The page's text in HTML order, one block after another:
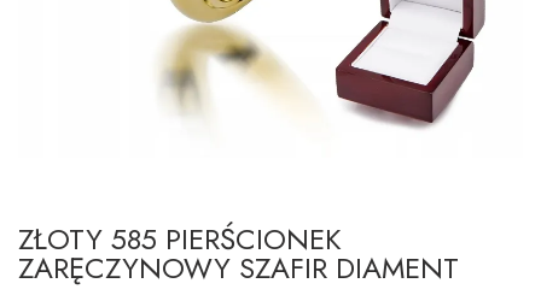
ZŁOTY 585 PIERŚCIONEK
ZARĘCZYNOWY SZAFIR DIAMENT